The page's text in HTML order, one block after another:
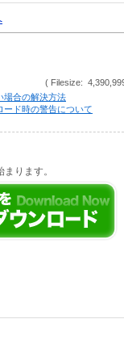
( Filesize:
場合の解決方法
ード時の警告について
ります。